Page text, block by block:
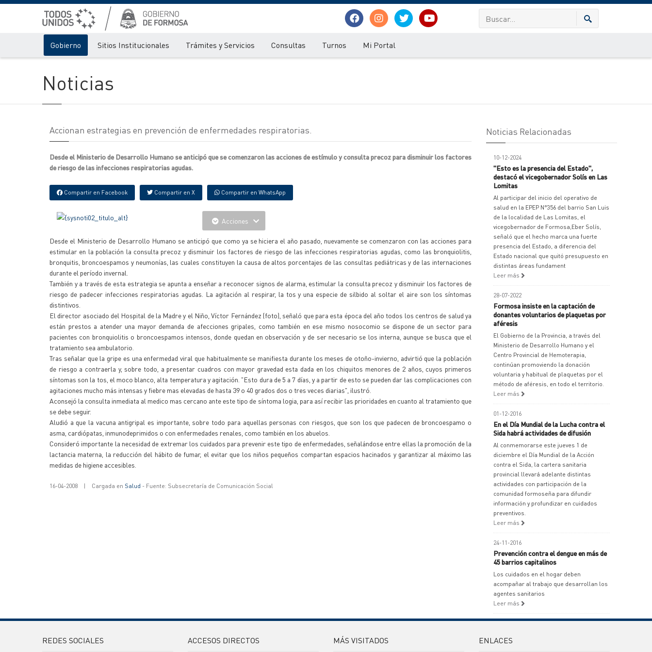
Gobierno Sitios Institucionales Trámites y Servicios Consultas Turnos Mi Portal
Noticias
Accionan estrategias en prevención de enfermedades respiratorias.
Desde el Ministerio de Desarrollo Humano se anticipó que se comenzaron las acciones de estímulo y consulta precoz para disminuir los factores
de riesgo de las infecciones respiratorias agudas.
Compartir en Facebook Compartir en X Compartir en WhatsApp
Acciones
Desde el Ministerio de Desarrollo Humano se anticipó que como ya se hiciera el año pasado, nuevamente se comenzaron con las acciones para
estimular en la población la consulta precoz y disminuir los factores de riesgo de las infecciones respiratorias agudas, como las bronquiolitis,
bronquitis, broncoespamos y neumonías, las cuales constituyen la causa de altos porcentajes de las consultas pediátricas y de las internaciones
durante el período invernal.
También y a través de esta estrategia se apunta a enseñar a reconocer signos de alarma, estimular la consulta precoz y disminuir los factores de
riesgo de padecer infecciones respiratorias agudas. La agitación al respirar, la tos y una especie de silbido al soltar el aire son los síntomas
distintivos.
El director asociado del Hospital de la Madre y el Niño, Víctor Fernández (foto), señaló que para esta época del año todos los centros de salud ya
están prestos a atender una mayor demanda de afecciones gripales, como también en ese mismo nosocomio se dispone de un sector para
pacientes con bronquiolitis o broncoespamos intensos, donde quedan en observación y de ser necesario se los interna, aunque se busca que el
tratamiento sea ambulatorio.
Tras señalar que la gripe es una enfermedad viral que habitualmente se manifiesta durante los meses de otoño-invierno, advirtió que la población
de riesgo a contraerla y, sobre todo, a presentar cuadros con mayor gravedad esta dada en los chiquitos menores de 2 años, cuyos primeros
síntomas son la tos, el moco blanco, alta temperatura y agitación. "Esto dura de 5 a 7 días, y a partir de esto se pueden dar las complicaciones con
agitaciones mucho más intensas y fiebre mas elevadas de hasta 39 o 40 grados dos o tres veces diarias", ilustró.
Aconsejó la consulta inmediata al medico mas cercano ante este tipo de síntoma logia, para así recibir las prioridades en cuanto al tratamiento que
se debe seguir.
Aludió a que la vacuna antigripal es importante, sobre todo para aquellas personas con riesgos, que son los que padecen de broncoespamo o
asma, cardiópatas, inmunodeprimidos o con enfermedades renales, como también en los abuelos.
Consideró importante la necesidad de extremar los cuidados para prevenir este tipo de enfermedades, señalándose entre ellas la promoción de la
lactancia materna, la reducción del hábito de fumar, el evitar que los niños pequeños compartan espacios hacinados y garantizar al máximo las
medidas de higiene accesibles.
16-04-2008 | Cargada en Salud - Fuente: Subsecretaría de Comunicación Social
Noticias Relacionadas
10-12-2024
"Esto es la presencia del Estado",
destacó el vicegobernador Solís en Las
Lomitas
Al participar del inicio del operativo de
salud en la EPEP N°356 del barrio San Luis
de la localidad de Las Lomitas, el
vicegobernador de Formosa,Eber Solís,
señaló que el hecho marca una fuerte
presencia del Estado, a diferencia del
Estado nacional que quitó presupuesto en
distintas áreas fundament
Leer más
28-07-2022
Formosa insiste en la captación de
donantes voluntarios de plaquetas por
aféresis
El Gobierno de la Provincia, a través del
Ministerio de Desarrollo Humano y el
Centro Provincial de Hemoterapia,
continúan promoviendo la donación
voluntaria y habitual de plaquetas por el
método de aféresis, en todo el territorio.
Leer más
01-12-2016
En el Día Mundial de la Lucha contra el
Sida habrá actividades de difusión
Al conmemorarse este jueves 1 de
diciembre el Día Mundial de la Acción
contra el Sida, la cartera sanitaria
provincial llevará adelante distintas
actividades con participación de la
comunidad formoseña para difundir
información y profundizar en cuidados
preventivos.
Leer más
24-11-2016
Prevención contra el dengue en más de
45 barrios capitalinos
Los cuidados en el hogar deben
acompañar al trabajo que desarrollan los
agentes sanitarios
Leer más
REDES SOCIALES ACCESOS DIRECTOS MÁS VISITADOS ENLACES